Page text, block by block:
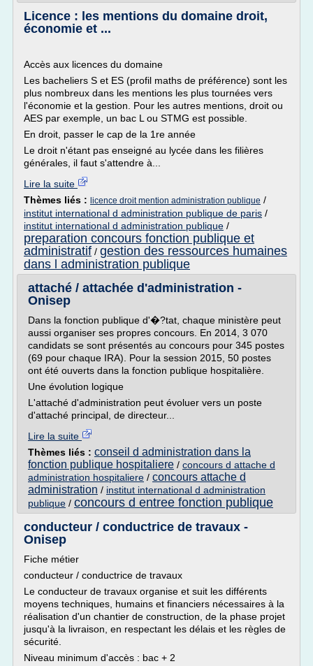
Licence : les mentions du domaine droit,
économie et ...
Accès aux licences du domaine
Les bacheliers S et ES (profil maths de préférence) sont les
plus nombreux dans les mentions les plus tournées vers
l'économie et la gestion. Pour les autres mentions, droit ou
AES par exemple, un bac L ou STMG est possible.
En droit, passer le cap de la 1re année
Le droit n'étant pas enseigné au lycée dans les filières
générales, il faut s'attendre à...
Lire la suite
Thèmes liés : licence droit mention administration publique /
institut international d administration publique de paris /
institut international d administration publique /
preparation concours fonction publique et
administratif / gestion des ressources humaines
dans l administration publique
attaché / attachée d'administration -
Onisep
Dans la fonction publique d'�?tat, chaque ministère peut
aussi organiser ses propres concours. En 2014, 3 070
candidats se sont présentés au concours pour 345 postes
(69 pour chaque IRA). Pour la session 2015, 50 postes
ont été ouverts dans la fonction publique hospitalière.
Une évolution logique
L'attaché d'administration peut évoluer vers un poste
d'attaché principal, de directeur...
Lire la suite
Thèmes liés : conseil d administration dans la
fonction publique hospitaliere / concours d attache d
administration hospitaliere / concours attache d
administration / institut international d administration
publique / concours d entree fonction publique
conducteur / conductrice de travaux -
Onisep
Fiche métier
conducteur / conductrice de travaux
Le conducteur de travaux organise et suit les différents
moyens techniques, humains et financiers nécessaires à la
réalisation d'un chantier de construction, de la phase projet
jusqu'à la livraison, en respectant les délais et les règles de
sécurité.
Niveau minimum d'accès : bac + 2